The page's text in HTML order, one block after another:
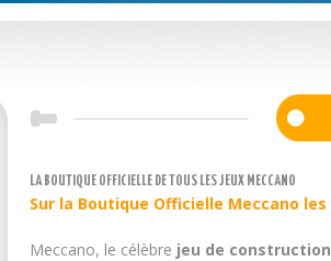
LA BOUTIQUE OFFICIELLE DE TOUS LES JEUX MECCANO
Sur la Boutique Officielle Meccano les
Meccano, le célèbre jeu de